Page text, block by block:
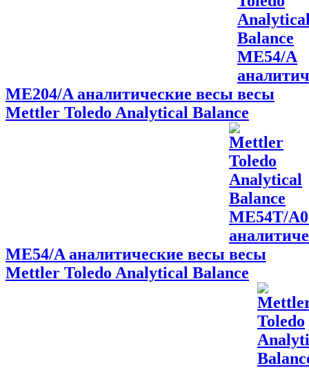
ME204/A аналитические весы
Mettler Toledo Analytical Balance
ME54/A аналитические весы
Mettler Toledo Analytical Balance